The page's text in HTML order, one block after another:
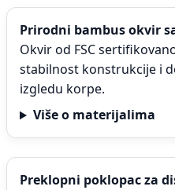
Prirodni bambus okvir
Okvir od FSC
stabilnost konstrukcije i
izgledu korpe.
Više o materijalima
Preklopni poklopac za